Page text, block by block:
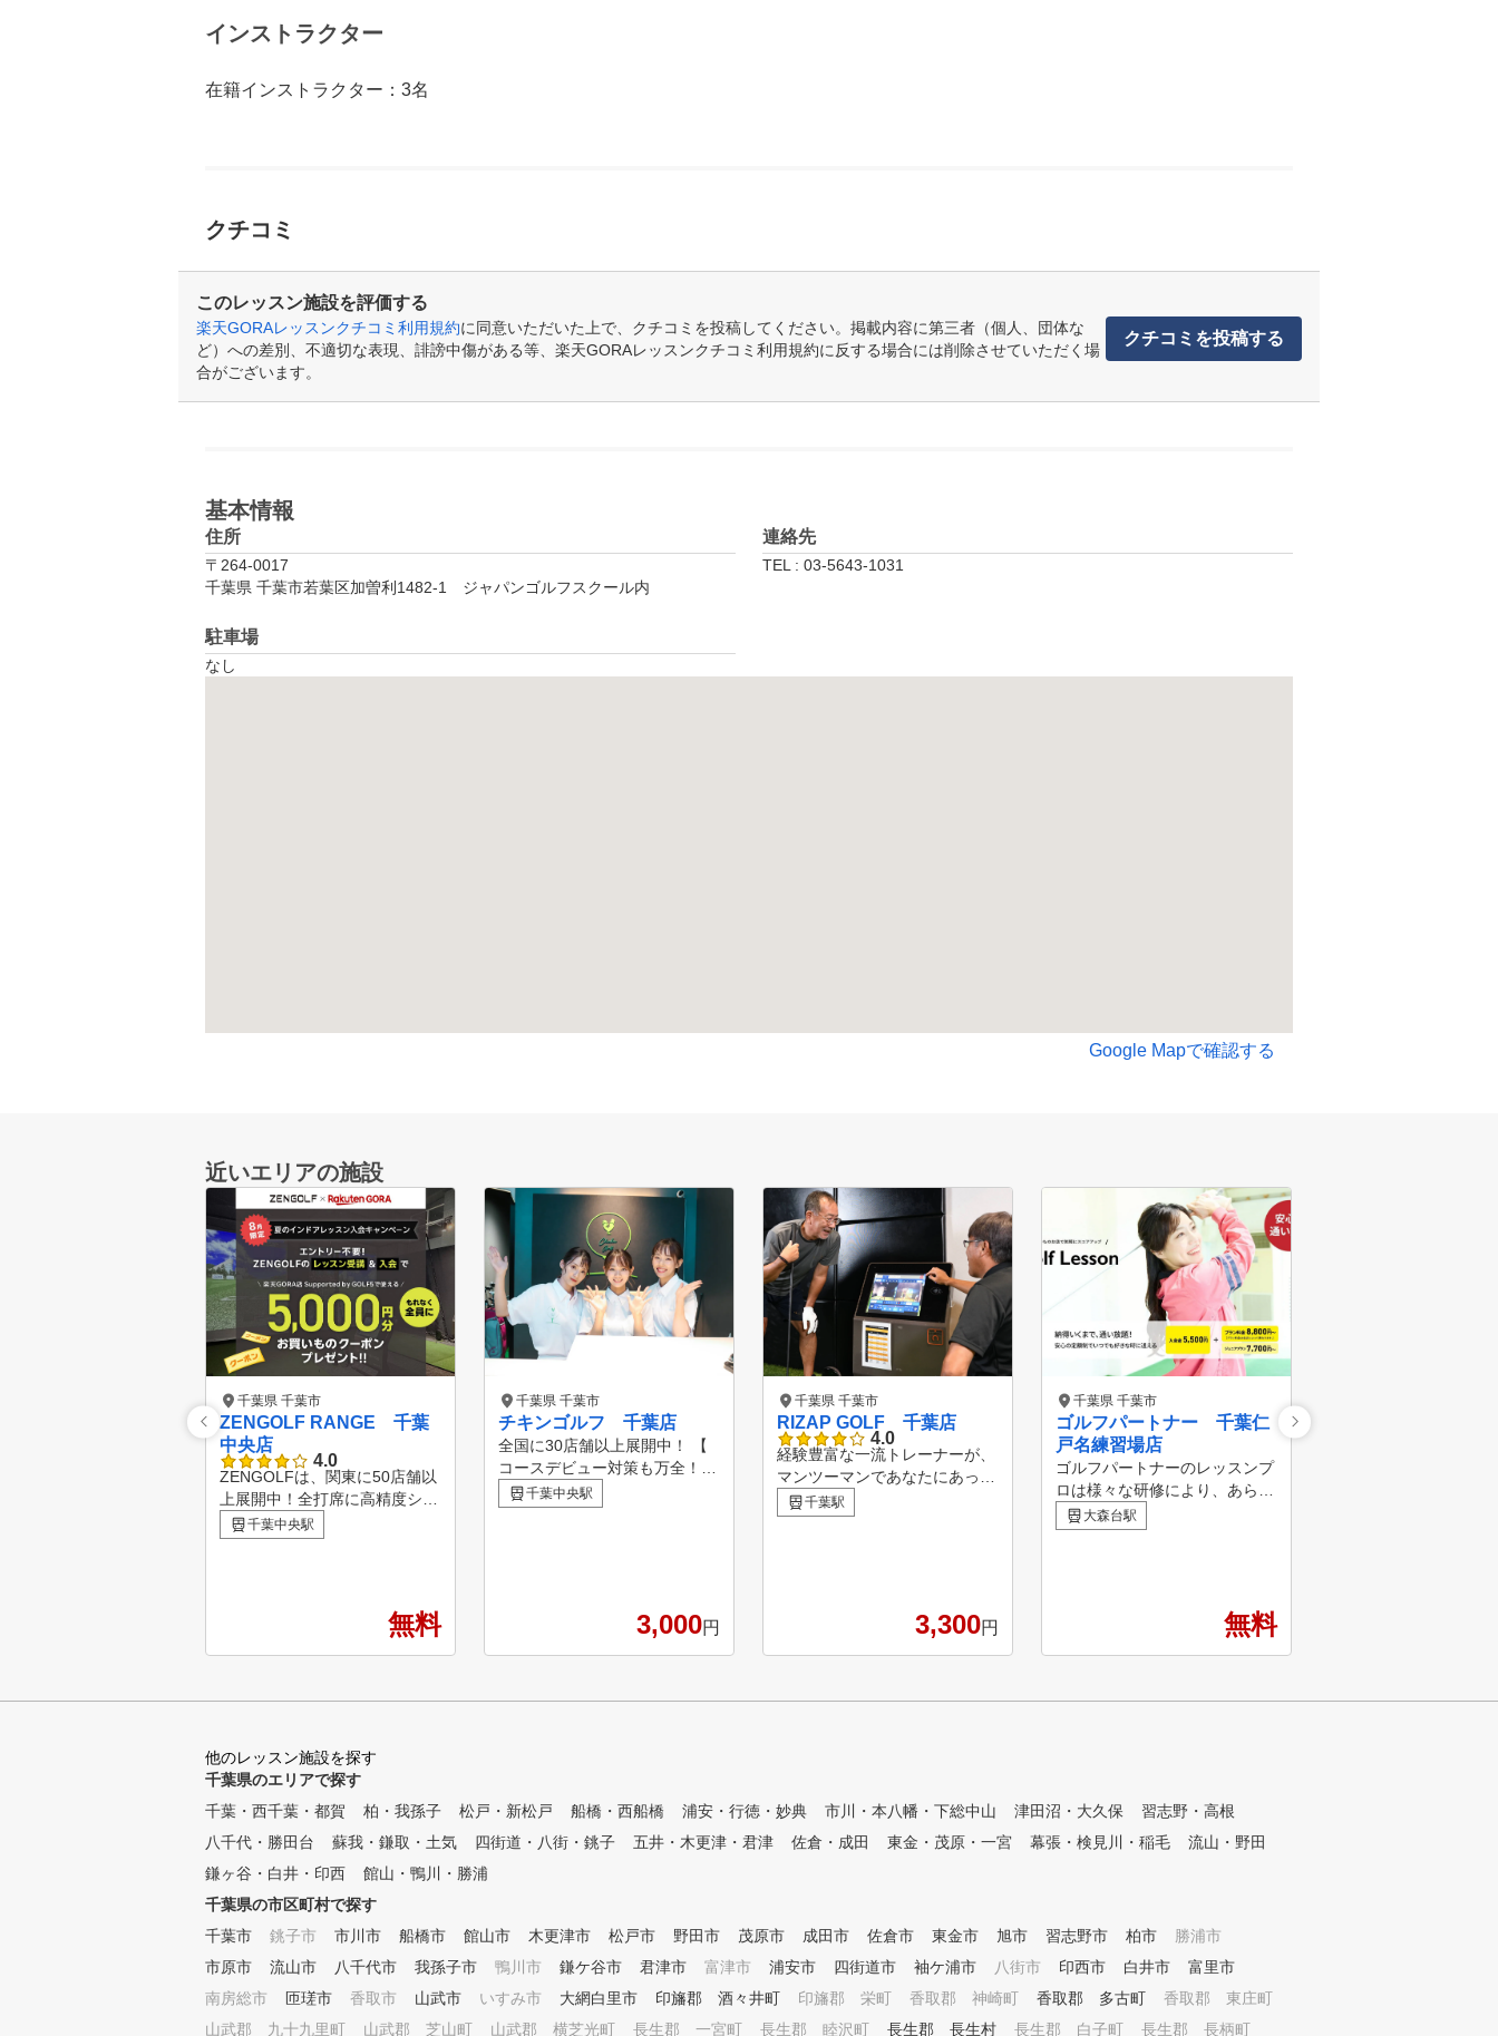
インストラクター
在籍インストラクター：3名
クチコミ
このレッスン施設を評価する
楽天GORAレッスンクチコミ利用規約に同意いただいた上で、クチコミを投稿してください。掲載内容に第三者（個人、団体な
ど）への差別、不適切な表現、誹謗中傷がある等、楽天GORAレッスンクチコミ利用規約に反する場合には削除させていただく場
合がございます。
クチコミを投稿する
基本情報
住所
〒264-0017
千葉県 千葉市若葉区加曽利1482-1　ジャパンゴルフスクール内
連絡先
TEL : 03-5643-1031
駐車場
なし
Google Mapで確認する
近いエリアの施設
千葉県 千葉市
ZENGOLF RANGE 千葉
中央店
4.0
ZENGOLFは、関東に50店舗以
上展開中！全打席に高精度シミ
ュレーターを完備したレッスン
受け放題・レンジ使い放題の定
フレッスンが、毎日いつでも何
度でも受けられて、短期間での
スコアアップを目指すことがで
ミュレーター設置 高精度シミ
。ショット改善に必要な項目が
数値化され、ゴルフの現状と課
題が「見える化」されます。ま
た、毎回自動的に2方向からス
イング撮影しており、スロー再
生や一時停止などで自分のフォ
ームを客観的かつ詳細に確認す
レーターを活用した専属プロに
よるレッスン シミュレーター
により「見える化」されたデー
タをもとに、外部資格を有する
千葉中央駅
無料
千葉県 千葉市
チキンゴルフ 千葉店
全国に30店舗以上展開中！ 【
コースデビュー対策も万全！最
新のシミュレーションマシン】
チキンゴルフにお通い頂いてい
悩みに合わせてクラブの握り方
最新のシミュレーションマシン
で、実際にコースをまわるのに
近い感覚で練習できるから、コ
。 パーソナルレッスンで、フ
ォームをしっかりチェックしな
がら指導させて頂きます。 課
題やお悩み解決に向けて、無理
なく二人三脚で歩めるような指
千葉中央駅
3,000円
千葉県 千葉市
RIZAP GOLF 千葉店
4.0
経験豊富な一流トレーナーが、
マンツーマンであなたにあった
特別な指導をいたします。 一
人ひとりに合わせて徹底的に作
習時も徹底的に寄り添い、結果
にコミットします。 ▶RIZAP
コンビニジム「chocoZAP(チョ
千葉駅
3,300円
千葉県 千葉市
ゴルフパートナー 千葉仁
戸名練習場店
ゴルフパートナーのレッスンプ
ロは様々な研修により、あらゆ
る方面から生徒様の上達をサポ
ートしています！ ビギナーか
弾道測定器・シミュレーターを
ことで上達をサポートします。
■POINT３ クラブフィッティ
ング 現在のクラブが合ってい
わせてご提案いたします。 ■P
OINT４ 筋力・柔軟性 ゴルフ
に必要な筋力は他のスポーツと
異なって限られています。ご自
宅でも簡単にできるトレーニン
大森台駅
無料
★スクール在籍中は、
他のレッスン施設を探す
千葉県のエリアで探す
千葉・西千葉・都賀
柏・我孫子 松戸・新松戸 船橋・西船橋 浦安・行徳・妙典 市川・本八幡・下総中山 津田沼・大久保
習志野・高根
八千代・勝田台
蘇我・鎌取・土気 四街道・八街・銚子 五井・木更津・君津 佐倉・成田 東金・茂原・一宮 幕張・検見川・稲毛
流山・野田
鎌ヶ谷・白井・印西
館山・鴨川・勝浦
千葉県の市区町村で探す
千葉市
銚子市 市川市 船橋市 館山市 木更津市 松戸市 野田市 茂原市 成田市 佐倉市 東金市 旭市 習志野市 柏市
勝浦市
市原市
流山市 八千代市 我孫子市 鴨川市 鎌ケ谷市 君津市 富津市 浦安市 四街道市 袖ケ浦市 八街市 印西市 白井市
富里市
南房総市
匝瑳市 香取市 山武市 いすみ市 大網白里市 印旛郡 酒々井町 印旛郡 栄町 香取郡 神崎町 香取郡 多古町
香取郡 東庄町
山武郡 九十九里町
山武郡 芝山町 山武郡 横芝光町 長生郡 一宮町 長生郡 睦沢町 長生郡 長生村 長生郡 白子町 長生郡 長柄町